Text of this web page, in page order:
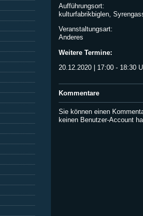
Aufführungsort:
kulturfabrikbiglen,
Veranstaltungsart:
Anderes
Weitere Termine:
20.12.2020 | 17:00 - 18:30
Kommentare
Sie können einen
keinen Benutzer-Account